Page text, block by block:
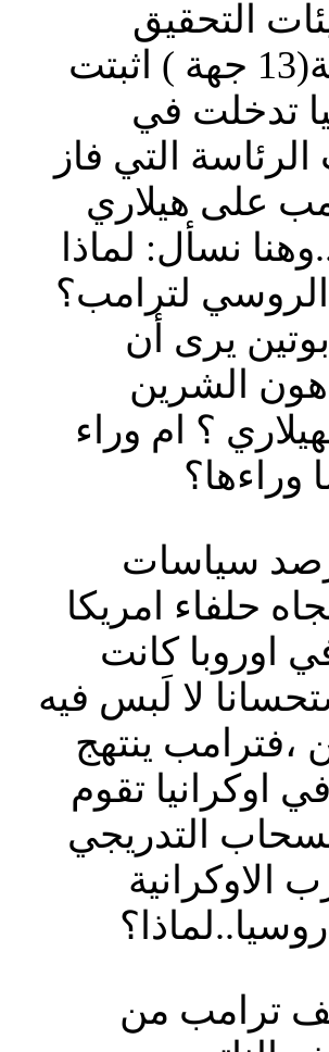
التحقيق
الامريكية(13 جهة ) اثبتت
تدخلت في
الرئاسة التي فاز
على هيلاري
نسأل: لماذا
الروسي لترامب؟
يرى أن
الشرين
؟ ام وراء
وراءها؟
سياسات
حلفاء امريكا
اوروبا كانت
لا لَبس فيه
،فترامب ينتهج
اوكرانيا تقوم
التدريجي
الاوكرانية
ترامب من